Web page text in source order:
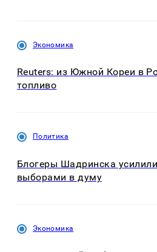
Экономика
Reuters: из Южной Кореи в
топливо
Политика
Блогеры Шадринска
выборами в думу
Экономика